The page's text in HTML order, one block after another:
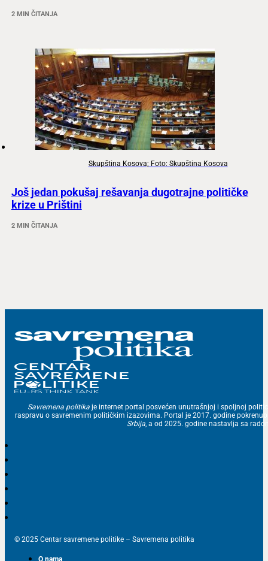
2 MIN ČITANJA
Skupština Kosova; Foto: Skupština Kosova
Još jedan pokušaj rešavanja dugotrajne političke
krize u Prištini
2 MIN ČITANJA
Savremena politika je internet portal posvećen unutrašnjoj i spoljnoj
raspravu o savremenim političkim izazovima. Portal je 2017. godine
Srbija, a od 2025. godine nastavlja sa
© 2025 Centar savremene politike – Savremena politika
O nama